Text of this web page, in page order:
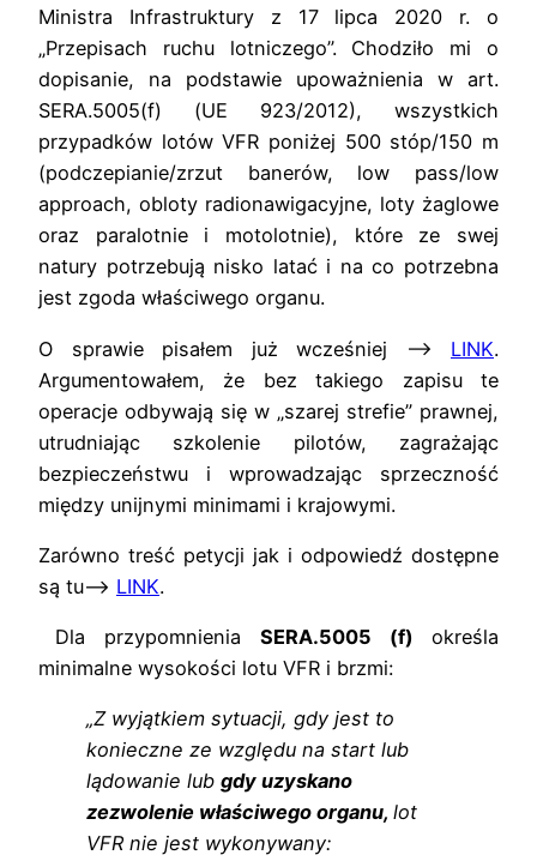
Ministra Infrastruktury z 17 lipca 2020 r. o
„Przepisach ruchu lotniczego”. Chodziło mi o
dopisanie, na podstawie upoważnienia w art.
SERA.5005(f) (UE 923/2012), wszystkich
przypadków lotów VFR poniżej 500 stóp/150 m
(podczepianie/zrzut banerów, low pass/low
approach, obloty radionawigacyjne, loty żaglowe
oraz paralotnie i motolotnie), które ze swej
natury potrzebują nisko latać i na co potrzebna
jest zgoda właściwego organu.
O sprawie pisałem już wcześniej —> LINK.
Argumentowałem, że bez takiego zapisu te
operacje odbywają się w „szarej strefie” prawnej,
utrudniając szkolenie pilotów, zagrażając
bezpieczeństwu i wprowadzając sprzeczność
między unijnymi minimami i krajowymi.
Zarówno treść petycji jak i odpowiedź dostępne
są tu–> LINK.
Dla przypomnienia SERA.5005 (f) określa
minimalne wysokości lotu VFR i brzmi:
„Z wyjątkiem sytuacji, gdy jest to
konieczne ze względu na start lub
lądowanie lub gdy uzyskano
zezwolenie właściwego organu, lot
VFR nie jest wykonywany: